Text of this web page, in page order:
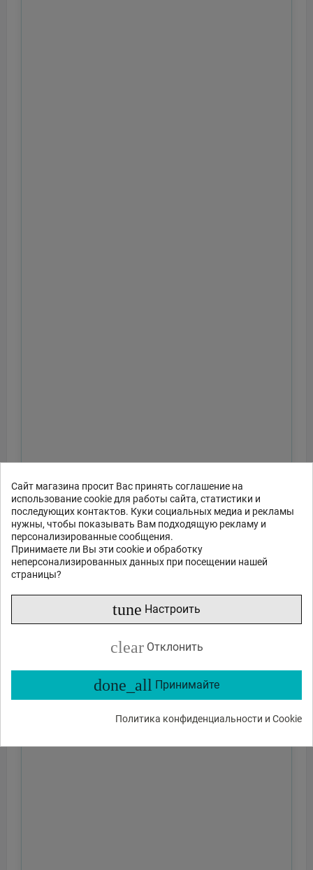
Сайт магазина просит Вас принять соглашение на
использование cookie для работы сайта, статистики и
последующих контактов. Куки социальных медиа и рекламы
нужны, чтобы показывать Вам подходящую рекламу и
персонализированные сообщения.
Принимаете ли Вы эти cookie и обработку
неперсонализированных данных при посещении нашей
страницы?
tune Настроить
clear Отклонить
done_all Принимайте
Политика конфиденциальности и Cookie